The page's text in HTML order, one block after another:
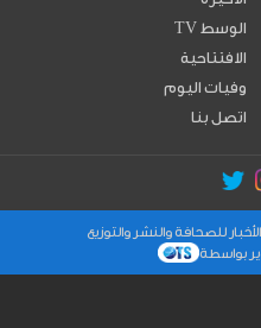
TV الوسط
الافتتاحية
وفيات اليوم
اتصل بنا
للصحافة والنشر والتوزيع
بواسطة